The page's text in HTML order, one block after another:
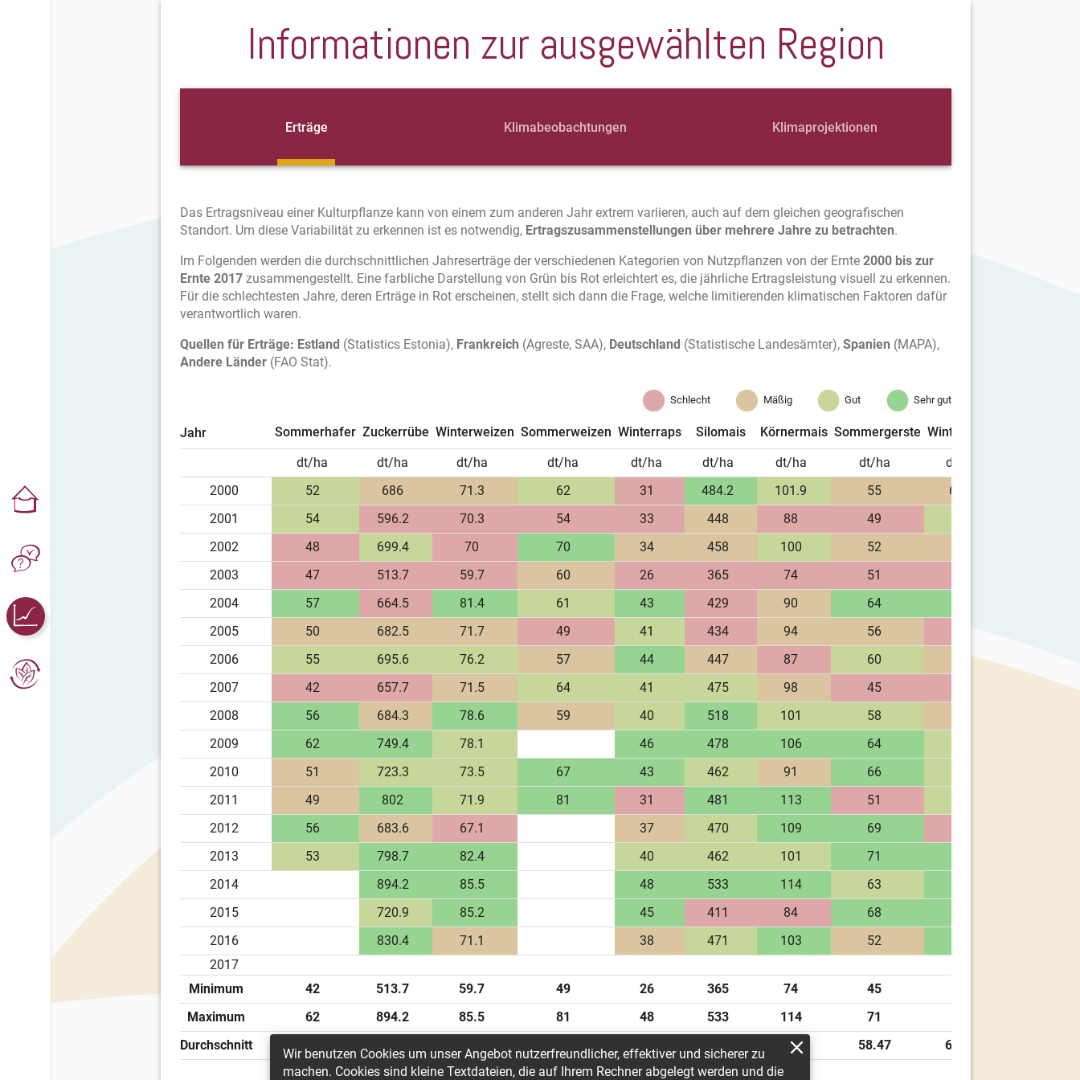
Informationen zur ausgewählten Region
Erträge Klimabeobachtungen Klimaprojektionen
Das Ertragsniveau einer Kulturpflanze kann von einem zum anderen Jahr extrem variieren, auch auf dem gleichen geografischen
Standort. Um diese Variabilität zu erkennen ist es notwendig, Ertragszusammenstellungen über mehrere Jahre zu betrachten.
Im Folgenden werden die durchschnittlichen Jahreserträge der verschiedenen Kategorien von Nutzpflanzen von der Ernte 2000 bis zur
Ernte 2017 zusammengestellt. Eine farbliche Darstellung von Grün bis Rot erleichtert es, die jährliche Ertragsleistung visuell zu erkennen.
Für die schlechtesten Jahre, deren Erträge in Rot erscheinen, stellt sich dann die Frage, welche limitierenden klimatischen Faktoren dafür
verantwortlich waren.
Quellen für Erträge: Estland (Statistics Estonia), Frankreich (Agreste, SAA), Deutschland (Statistische Landesämter), Spanien (MAPA),
Andere Länder (FAO Stat).
Schlecht Mäßig Gut Sehr gut
Jahr Sommerhafer Zuckerrübe Winterweizen Sommerweizen Winterraps Silomais Körnermais Sommergerste Wintergerste
dt/ha
dt/ha dt/ha dt/ha dt/ha dt/ha dt/ha dt/ha dt/ha
2000
52 686 71.3 62 31 484.2 101.9 55
62.9
2001
54 596.2 70.3 54 33 448 88 49
2002
48 699.4 70 70 34 458 100 52
2003
47 513.7 59.7 60 26 365 74 51
2004
57 664.5 81.4 61 43 429 90 64
2005
50 682.5 71.7 49 41 434 94 56
2006
55 695.6 76.2 57 44 447 87 60
2007
42 657.7 71.5 64 41 475 98 45
2008
56 684.3 78.6 59 40 518 101 58
2009
62 749.4 78.1 46 478 106 64
2010
51 723.3 73.5 67 43 462 91 66
2011
49 802 71.9 81 31 481 113 51
2012
56 683.6 67.1 37 470 109 69
2013
53 798.7 82.4 40 462 101 71
2014
894.2 85.5 48 533 114 63
2015
720.9 85.2 45 411 84 68
2016
830.4 71.1 38 471 103 52
2017
Minimum
42 513.7 59.7 49 26 365 74 45
Maximum
62 894.2 85.5 81 48 533 114 71
Durchschnitt
97.35 58.47 66.76
Wir benutzen Cookies um unser Angebot nutzerfreundlicher, effektiver und sicherer zu
machen. Cookies sind kleine Textdateien, die auf Ihrem Rechner abgelegt werden und die